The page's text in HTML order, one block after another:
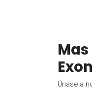
Únase a